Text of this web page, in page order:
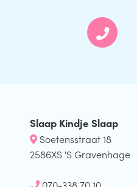
Slaap Kindje Slaap
Soetensstraat 18
2586XS 'S Gravenhage